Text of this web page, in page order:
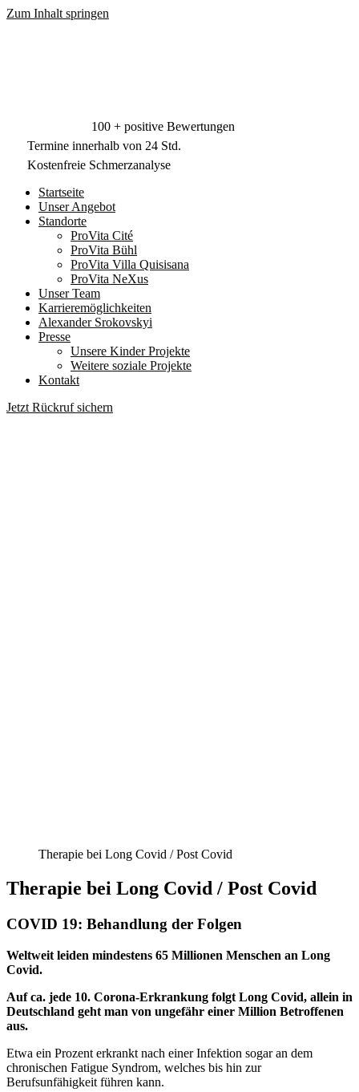
Zum Inhalt springen
100 + positive Bewertungen
Termine innerhalb von 24 Std.
Kostenfreie Schmerzanalyse
Startseite
Unser Angebot
Standorte
ProVita Cité
ProVita Bühl
ProVita Villa Quisisana
ProVita NeXus
Unser Team
Karrieremöglichkeiten
Alexander Srokovskyi
Presse
Unsere Kinder Projekte
Weitere soziale Projekte
Kontakt
Jetzt Rückruf sichern
Therapie bei Long Covid / Post Covid
Therapie bei Long Covid / Post Covid
COVID 19: Behandlung der Folgen
Weltweit leiden mindestens 65 Millionen Menschen an Long
Covid.
Auf ca. jede 10. Corona-Erkrankung folgt Long Covid, allein in
Deutschland geht man von ungefähr einer Million Betroffenen
aus.
Etwa ein Prozent erkrankt nach einer Infektion sogar an dem
chronischen Fatigue Syndrom, welches bis hin zur
Berufsunfähigkeit führen kann.